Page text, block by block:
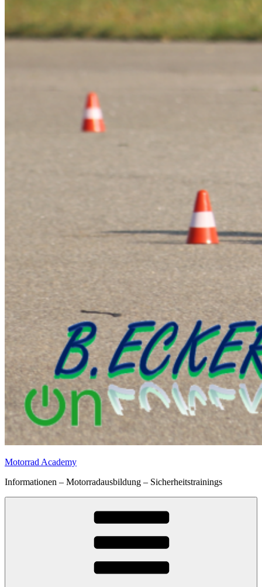
Motorrad Academy
Informationen – Motorradausbildung – Sicherheitstrainings